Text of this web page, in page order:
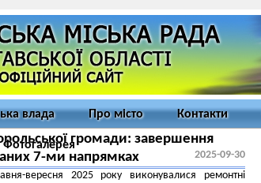
влада Про місто Контакти
Фотогалерея громади: завершення
7-ми напрямках
2025-09-30
вересня 2025 року виконувалися ремонтні